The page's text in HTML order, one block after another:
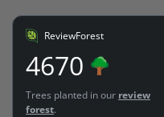
ReviewForest
4670
Trees planted in our review
forest.